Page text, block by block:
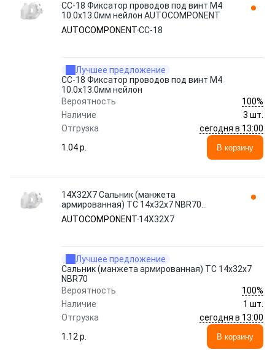
CC-18 Фиксатор проводов под винт М4
10.0х13.0мм нейлон AUTOCOMPONENT
AUTOCOMPONENTCC-18
Лучшее предложение
CC-18 Фиксатор проводов под винт М4
10.0х13.0мм нейлон
Вероятность
100%
Наличие
3 шт.
Отгрузка
сегодня в 13:00
1.04 p.
В корзину
14Х32Х7 Сальник (манжета
армированная) TC 14х32х7 NBR70
AUTOCOMPONENT
AUTOCOMPONENT 14Х32Х7
Лучшее предложение
Сальник (манжета армированная) TC 14х32х7
NBR70
Вероятность
100%
Наличие
1 шт.
Отгрузка
сегодня в 13:00
1.12 p.
В корзину